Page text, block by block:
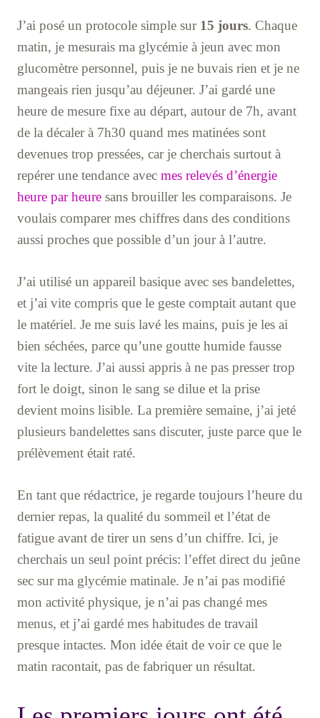
J’ai posé un protocole simple sur 15 jours. Chaque
matin, je mesurais ma glycémie à jeun avec mon
glucomètre personnel, puis je ne buvais rien et je ne
mangeais rien jusqu’au déjeuner. J’ai gardé une
heure de mesure fixe au départ, autour de 7h, avant
de la décaler à 7h30 quand mes matinées sont
devenues trop pressées, car je cherchais surtout à
repérer une tendance avec mes relevés d’énergie
heure par heure sans brouiller les comparaisons. Je
voulais comparer mes chiffres dans des conditions
aussi proches que possible d’un jour à l’autre.
J’ai utilisé un appareil basique avec ses bandelettes,
et j’ai vite compris que le geste comptait autant que
le matériel. Je me suis lavé les mains, puis je les ai
bien séchées, parce qu’une goutte humide fausse
vite la lecture. J’ai aussi appris à ne pas presser trop
fort le doigt, sinon le sang se dilue et la prise
devient moins lisible. La première semaine, j’ai jeté
plusieurs bandelettes sans discuter, juste parce que le
prélèvement était raté.
En tant que rédactrice, je regarde toujours l’heure du
dernier repas, la qualité du sommeil et l’état de
fatigue avant de tirer un sens d’un chiffre. Ici, je
cherchais un seul point précis: l’effet direct du jeûne
sec sur ma glycémie matinale. Je n’ai pas modifié
mon activité physique, je n’ai pas changé mes
menus, et j’ai gardé mes habitudes de travail
presque intactes. Mon idée était de voir ce que le
matin racontait, pas de fabriquer un résultat.